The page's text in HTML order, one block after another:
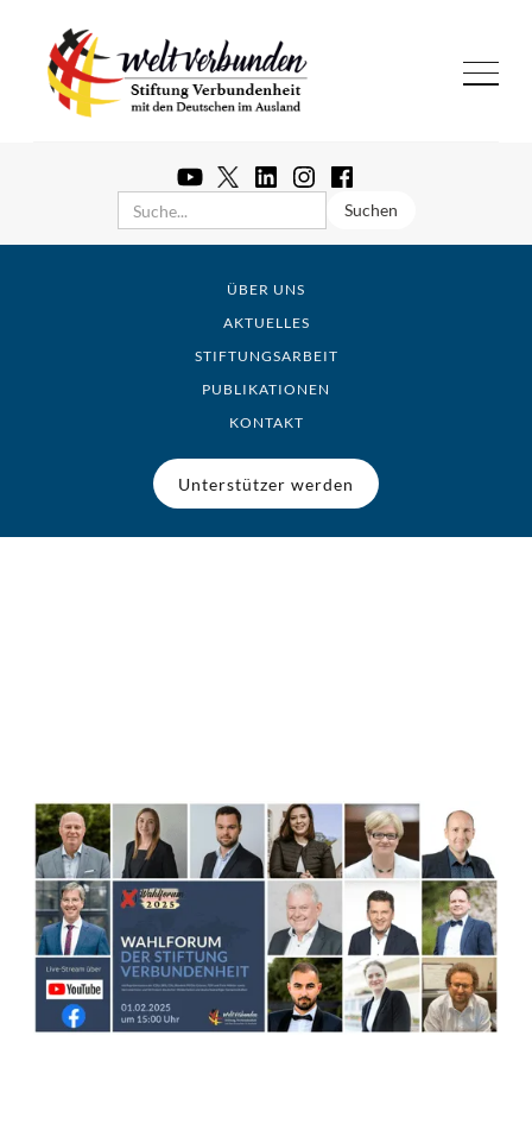
ÜBER UNS
AKTUELLES
STIFTUNGSARBEIT
PUBLIKATIONEN
KONTAKT
Unterstützer werden